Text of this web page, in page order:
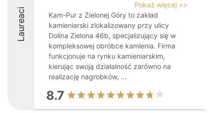
Laureaci
Pokaż więcej >>
Kam-Pur z Zielonej Góry to zakład
kamieniarski zlokalizowany przy ulicy
Dolina Zielona 46b, specjalizujący się w
kompleksowej obróbce kamienia. Firma
funkcjonuje na rynku kamieniarskim,
kierując swoją działalność zarówno na
realizację nagrobków, ...
8.7